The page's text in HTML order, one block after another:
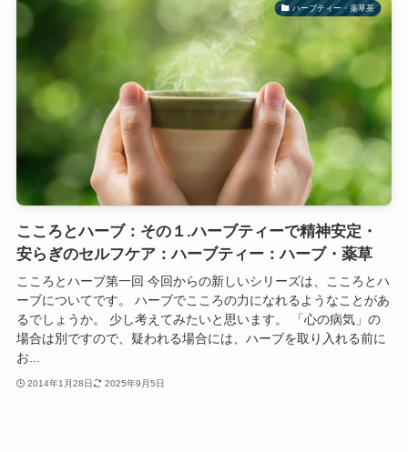
ハーブティー・薬草茶
こころとハーブ：その１.ハーブティーで精神安定・
安らぎのセルフケア：ハーブティー：ハーブ・薬草
こころとハーブ第一回 今回からの新しいシリーズは、こころとハ
ーブについてです。 ハーブでこころの力になれるようなことがあ
るでしょうか。 少し考えてみたいと思います。 「心の病気」の
場合は別ですので、疑われる場合には、ハーブを取り入れる前に
お...
2014年1月28日 2025年9月5日